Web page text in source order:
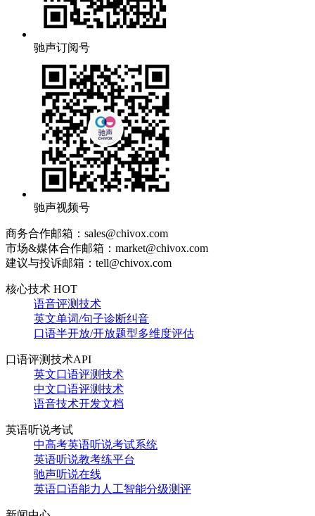
驰声订阅号
驰声视频号
商务合作邮箱：sales@chivox.com
市场&媒体合作邮箱：market@chivox.com
建议与投诉邮箱：tell@chivox.com
核心技术 HOT
语音评测技术
英文单词/句子诊断纠音
口语半开放/开放题型多维度评估
口语评测技术API
英文口语评测技术
中文口语评测技术
语音技术开发文档
英语听说考试
中高考英语听说考试系统
英语听说教考练平台
驰声听说在线
英语口语能力人工智能分级测评